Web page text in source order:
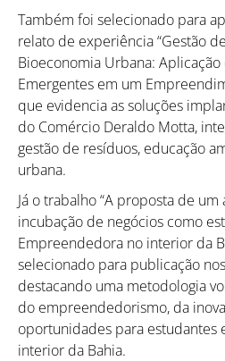
Como
Também foi selecionado para
relato de experiência “Gestão
Bioeconomia Urbana: Aplicação
Emergentes em um
que evidencia as soluções
do Comércio Deraldo Motta,
gestão de resíduos, educação
urbana.
Já o trabalho “A proposta de
incubação de negócios como
Empreendedora no interior da
selecionado para publicação
destacando uma metodologia
do empreendedorismo, da
oportunidades para
interior da Bahia.